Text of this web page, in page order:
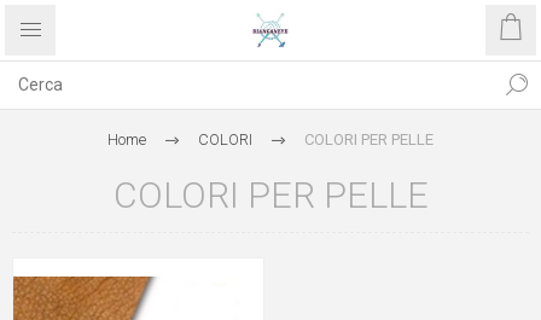
Home COLORI COLORI PER PELLE
COLORI PER PELLE